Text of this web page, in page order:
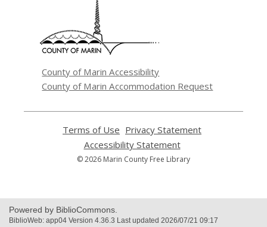
County of Marin Accessibility
County of Marin Accommodation Request
Terms of Use
opens
a
new
Privacy Statement
Accessibility Statement,
opens
© 2026 Marin County Free Library
Powered by BiblioCommons.
BiblioWeb: app04 Version 4.36.3 Last updated 2026/07/21 09:17